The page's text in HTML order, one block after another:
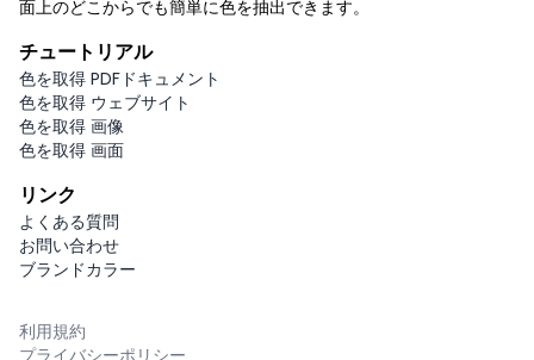
面上のどこからでも簡単に色を抽出できます。
チュートリアル
色を取得 PDFドキュメント
色を取得 ウェブサイト
色を取得 画像
色を取得 画面
リンク
よくある質問
お問い合わせ
ブランドカラー
利用規約
プライバシーポリシー